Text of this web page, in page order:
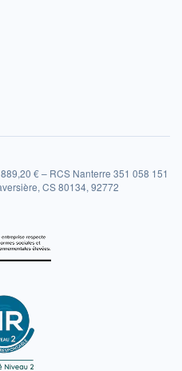
€ – RCS Nanterre 351 058 151
CS 80134, 92772